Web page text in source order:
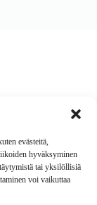
evästeitä,
hyväksyminen
tai yksilöllisiä
voi vaikuttaa